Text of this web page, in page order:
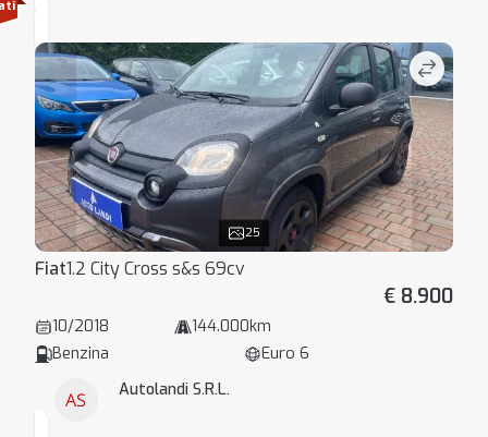
25
Fiat1.2 City Cross s&s 69cv
€ 8.900
10/2018
144.000km
Benzina
Euro 6
Autolandi S.R.L.